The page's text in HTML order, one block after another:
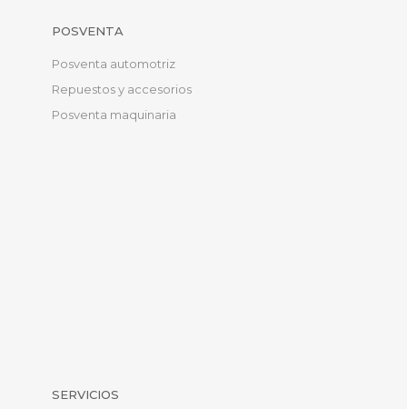
POSVENTA
Posventa automotriz
Repuestos y accesorios
Posventa maquinaria
SERVICIOS